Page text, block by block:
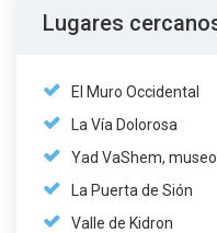
Lugares
El Muro Occidental
La Vía Dolorosa
Yad VaShem,
La Puerta de Sión
Valle de Kidron